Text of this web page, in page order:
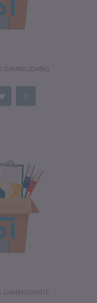
GAMING(DARK)
GAMING(WHITE